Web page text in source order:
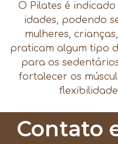
O Pilates é
idades, podendo
mulheres,
praticam algum tipo
para os
fortalecer os
Contato